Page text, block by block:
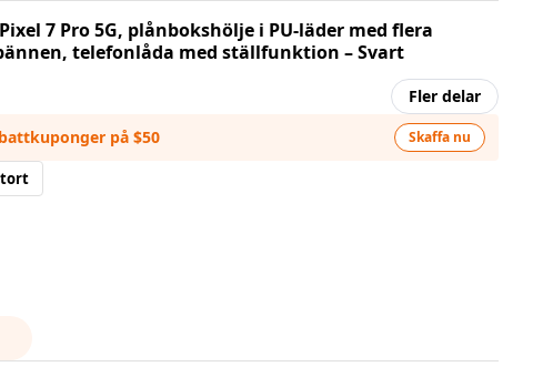
7 Pro 5G, plånbokshölje i PU-läder med flera
telefonlåda med ställfunktion – Svart
Fler delar
på $50
Skaffa nu